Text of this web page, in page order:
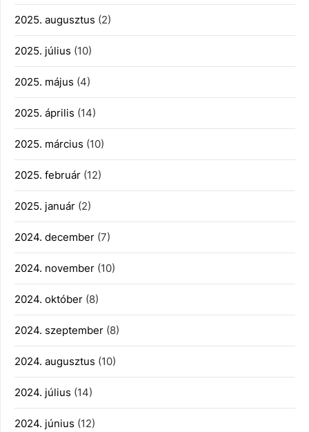
2025. augusztus (2)
2025. július (10)
2025. május (4)
2025. április (14)
2025. március (10)
2025. február (12)
2025. január (2)
2024. december (7)
2024. november (10)
2024. október (8)
2024. szeptember (8)
2024. augusztus (10)
2024. július (14)
2024. június (12)